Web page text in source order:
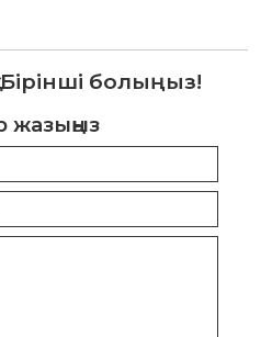
Бірінші болыңыз!
жазыңыз